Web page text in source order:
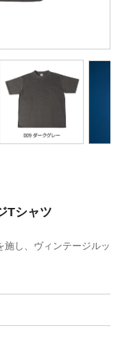
Tシャツ
し、ヴィンテージルッ